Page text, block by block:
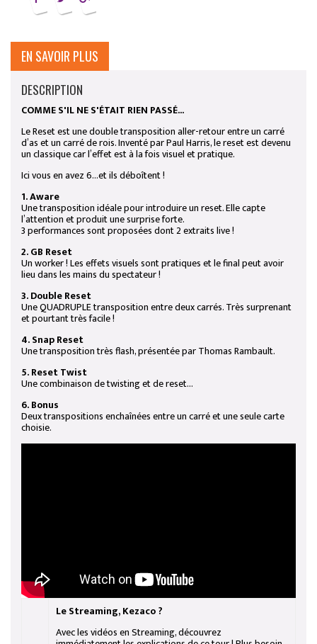
EN SAVOIR PLUS
DESCRIPTION
COMME S'IL NE S'ÉTAIT RIEN PASSÉ...
LeResetest une double transposition aller-retour entre un carré
d’as et un carré de rois. Inventé par Paul Harris, leresetest devenu
un classique car l’effet est à la fois visuel et pratique.
Ici vous en avez 6...et ils déboîtent !
1. Aware
Une transposition idéale pour introduire unreset. Elle capte
l’attention et produit une surprise forte.
3 performances sont proposées dont 2 extraits live !
2. GB Reset
Un worker ! Les effets visuels sont pratiques et le final peut avoir
lieu dans les mains du spectateur !
3. Double Reset
Une QUADRUPLE transposition entre deux carrés. Très surprenant
et pourtant très facile !
4. Snap Reset
Une transposition très flash, présentée par Thomas Rambault.
5. Reset Twist
Une combinaison detwistinget dereset...
6. Bonus
Deux transpositions enchaînées entre un carré et une seule carte
choisie.
Le Streaming, Kezaco ?
Avec les vidéos en Streaming, découvrez